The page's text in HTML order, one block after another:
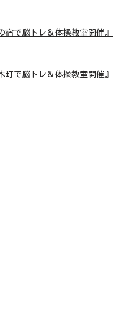
宿で脳トレ＆体操教室開催』
町で脳トレ＆体操教室開催』